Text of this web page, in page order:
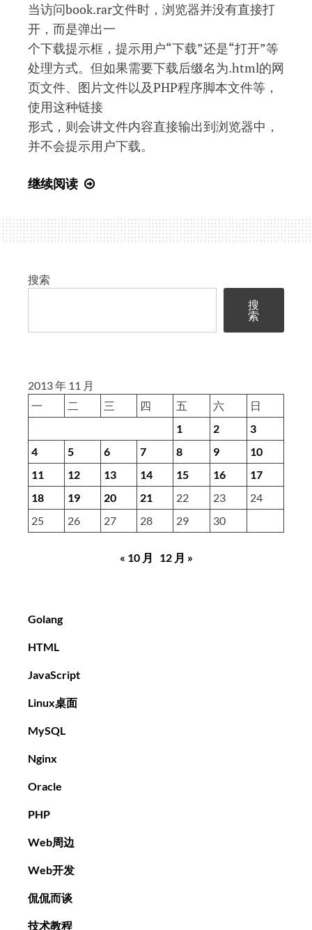
当访问book.rar文件时，浏览器并没有直接打
开，而是弹出一
个下载提示框，提示用户“下载”还是“打开”等
处理方式。但如果需要下载后缀名为.html的网
页文件、图片文件以及PHP程序脚本文件等，
使用这种链接
形式，则会讲文件内容直接输出到浏览器中，
并不会提示用户下载。
继续阅读
图
片、
下
搜索
搜
索
2013 年 11 月
一
二 三 四 五 六
日
1
2
3
4
5 6 7 8 9
10
11
12 13 14 15 16
17
18
19 20 21 22 23
24
25
26 27 28 29 30
« 10 月 12 月 »
Golang
HTML
JavaScript
Linux桌面
MySQL
Nginx
Oracle
PHP
Web周边
Web开发
侃侃而谈
技术教程